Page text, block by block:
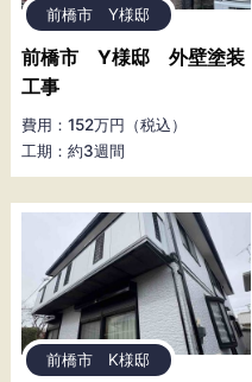
前橋市 Y様邸
前橋市 Y様邸 外壁塗装
工事
費用：152万円（税込）
工期：約3週間
前橋市 K様邸